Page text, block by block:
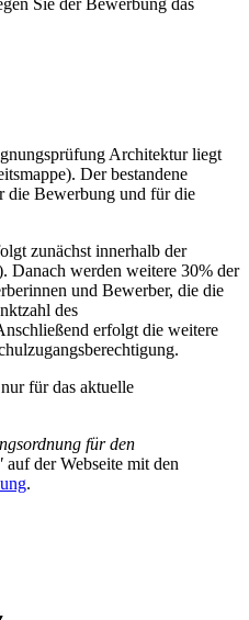
Sie der Bewerbung das
Architektur liegt
Der bestandene
die Bewerbung und für die
zunächst innerhalb der
Danach werden weitere 30% der
und Bewerber, die die
des
erfolgt die weitere
für das aktuelle
für den
auf der Webseite mit den
.